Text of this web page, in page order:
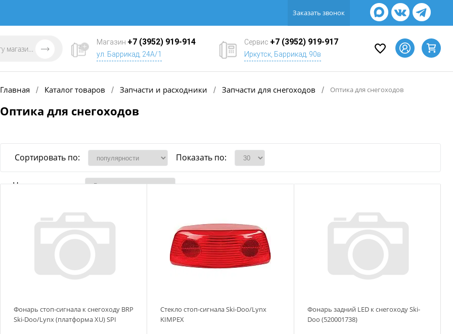
Заказать звонок
Магазин +7 (3952) 919-914
ул. Баррикад, 24А/1
Сервис +7 (3952) 919-917
Иркутск, Баррикад, 90в
Главная / Каталог товаров / Запчасти и расходники / Запчасти для снегоходов / Оптика для снегоходов
Оптика для снегоходов
Сортировать по: Показать по:
Наличие товара
Фонарь стоп-сигнала к снегоходу BRP
Ski-Doo/Lynx (платформа XU) SPI
Стекло стоп-сигнала Ski-Doo/Lynx
KIMPEX
Фонарь задний LED к снегоходу Ski-
Doo (520001738)